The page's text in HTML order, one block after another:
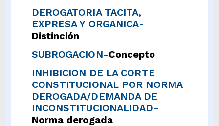
DEROGATORIA TACITA,
EXPRESA Y ORGANICA-
Distinción
SUBROGACION-Concepto
INHIBICION DE LA CORTE
CONSTITUCIONAL POR NORMA
DEROGADA/DEMANDA DE
INCONSTITUCIONALIDAD-
Norma derogada